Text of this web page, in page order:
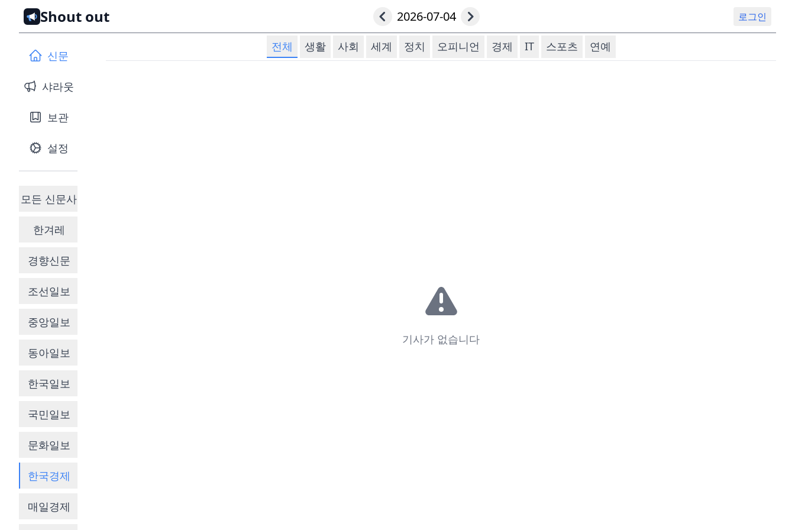
Shout out 2026-07-04 로그인
신문
샤라웃
보관
설정
모든 신문사
한겨레
경향신문
조선일보
중앙일보
동아일보
한국일보
국민일보
문화일보
한국경제
매일경제
전체 생활 사회 세계 정치 오피니언 경제 IT 스포츠 연예
기사가 없습니다